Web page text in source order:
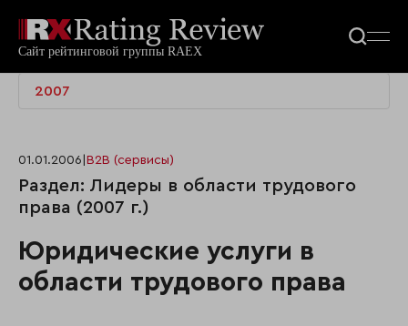
2007
01.01.2006 B2B (сервисы)
Раздел: Лидеры в области трудового
права (2007 г.)
Юридические услуги в
области трудового права